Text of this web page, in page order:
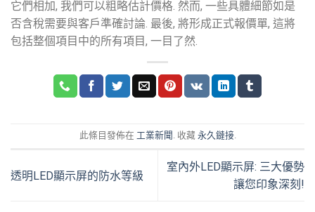
它們相加, 我們可以粗略估計價格. 然而, 一些具體細節如是
否含稅需要與客戶準確討論. 最後, 將形成正式報價單, 這將
包括整個項目中的所有項目, 一目了然.
此條目發佈在 工業新聞 . 收藏 永久鏈接.
透明LED顯示屏的防水等級
室內外LED顯示屏: 三大優勢
讓您印象深刻!